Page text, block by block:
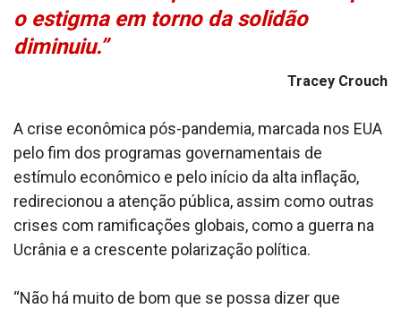
o estigma em torno da solidão
diminuiu.”
Tracey Crouch
A crise econômica pós-pandemia, marcada nos EUA
pelo fim dos programas governamentais de
estímulo econômico e pelo início da alta inflação,
redirecionou a atenção pública, assim como outras
crises com ramificações globais, como a guerra na
Ucrânia e a crescente polarização política.
“Não há muito de bom que se possa dizer que